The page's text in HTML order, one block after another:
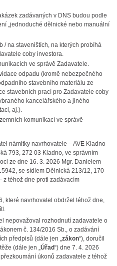
zadávaných v DNS budou podle
„jednoduché dělnické nebo manuální
/ na staveništích, na kterých probíhá
coby investora.
ve správě Zadavatele.
odpadu (kromě nebezpečného
stavebního materiálu ze
stavebních prací pro Zadavatele coby
kancelářského a jiného
aj.).
komunikací ve správě
námitky navrhovatele – AVE Kladno
793, 272 03 Kladno, ve správním
ze dne 16. 3. 2026 Mgr. Danielem
se sídlem Dělnická 213/12, 170
z téhož dne proti zadávacím
navrhovatel obdržel téhož dne,
rozhodnutí zadavatele o
č. 134/2016 Sb., o zadávání
předpisů (dále jen „zákon“), doručil
(dále jen „Úřad“) dne 7. 4. 2026
úkonů zadavatele z téhož